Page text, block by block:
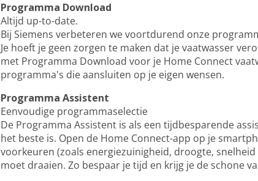
Programma Download
Altijd up-to-date.
Bij Siemens verbeteren we voortdurend onze
Je hoeft je geen zorgen te maken dat je vaatwasser
met Programma Download voor je Home Connect
programma's die aansluiten op je eigen wensen.
Programma Assistent
Eenvoudige programmaselectie
De Programma Assistent is als een tijdbesparende
het beste is. Open de Home Connect-app op je
voorkeuren (zoals energiezuinigheid, droogte,
moet draaien. Zo bespaar je tijd en krijg je de schone